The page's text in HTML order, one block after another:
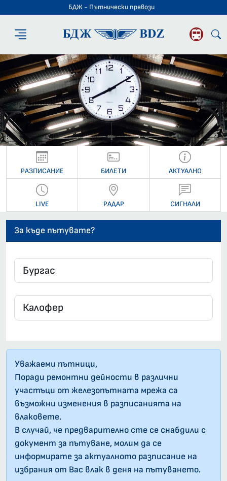
БДЖ - Пътнически превози
БДЖ -
РАЗПИСАНИЕ БИЛЕТИ АКТУАЛНО
LIVE РАДАР СИГНАЛИ
За къде пътувате?
Уважаеми пътници,
Поради ремонтни дейности в различни
участъци от железопътната мрежа са
възможни изменения в разписанията на
влаковете.
В случай, че предварително сте се снабдили с
документ за пътуване, молим да се
информирате за актуалното разписание на
избрания от Вас влак в деня на пътуването.